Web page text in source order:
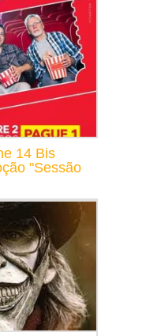
14 Bis
"Sessão